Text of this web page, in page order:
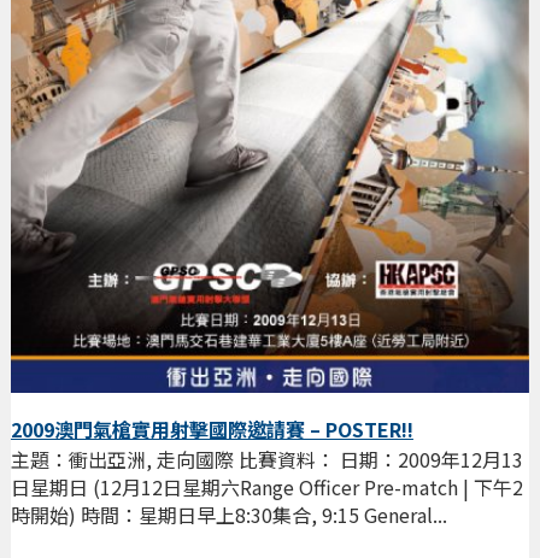
2009澳門氣槍實用射擊國際邀請賽 – POSTER!!
主題：衝出亞洲, 走向國際 比賽資料： 日期：2009年12月13
日星期日 (12月12日星期六Range Officer Pre-match | 下午2
時開始) 時間：星期日早上8:30集合, 9:15 General...